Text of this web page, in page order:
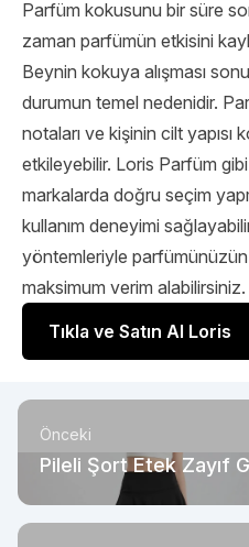
Parfüm kokusunu bir süre
zaman parfümün etkisini
Beynin kokuya alışması
durumun temel nedenidir.
notaları ve kişinin cilt
etkileyebilir. Loris Parfüm
markalarda doğru seçim
kullanım deneyimi
yöntemleriyle
maksimum verim alabilirsiniz.
Tıkla ve Satın Al Loris
Önceki
Pileli Şort Etek Zayıf